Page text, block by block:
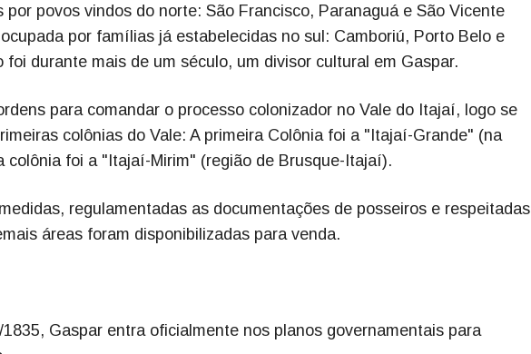
povos vindos do norte: São Francisco, Paranaguá e São Vicente
por famílias já estabelecidas no sul: Camboriú, Porto Belo e
foi durante mais de um século, um divisor cultural em Gaspar.
para comandar o processo colonizador no Vale do Itajaí, logo se
colônias do Vale: A primeira Colônia foi a "Itajaí-Grande" (na
colônia foi a "Itajaí-Mirim" (região de Brusque-Itajaí).
regulamentadas as documentações de posseiros e respeitadas
áreas foram disponibilizadas para venda.
Gaspar entra oficialmente nos planos governamentais para